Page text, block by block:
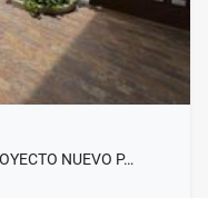
NUEVO P…